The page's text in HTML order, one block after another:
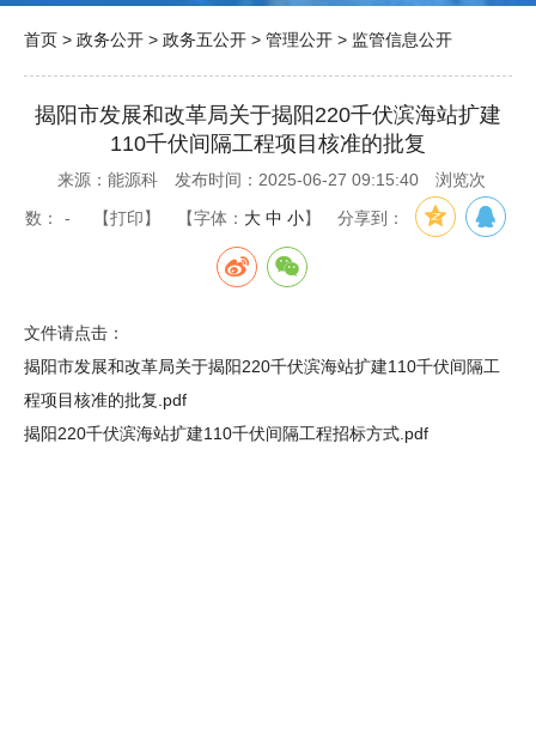
首页 > 政务公开 > 政务五公开 > 管理公开 > 监管信息公开
揭阳市发展和改革局关于揭阳220千伏滨海站扩建
110千伏间隔工程项目核准的批复
来源：能源科 发布时间：2025-06-27 09:15:40 浏览次
数： - 【打印】 【字体： 大 中 小】 分享到：
文件请点击：
揭阳市发展和改革局关于揭阳220千伏滨海站扩建110千伏间隔工
程项目核准的批复.pdf
揭阳220千伏滨海站扩建110千伏间隔工程招标方式.pdf